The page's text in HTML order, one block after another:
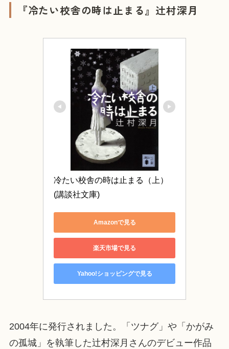
『冷たい校舎の時は止まる』辻村深月
冷たい校舎の時は止まる（上）
(講談社文庫)
Amazonで見る
楽天市場で見る
Yahoo!ショッピングで見る
2004年に発行されました。「ツナグ」や「かがみ
の孤城」を執筆した辻村深月さんのデビュー作品